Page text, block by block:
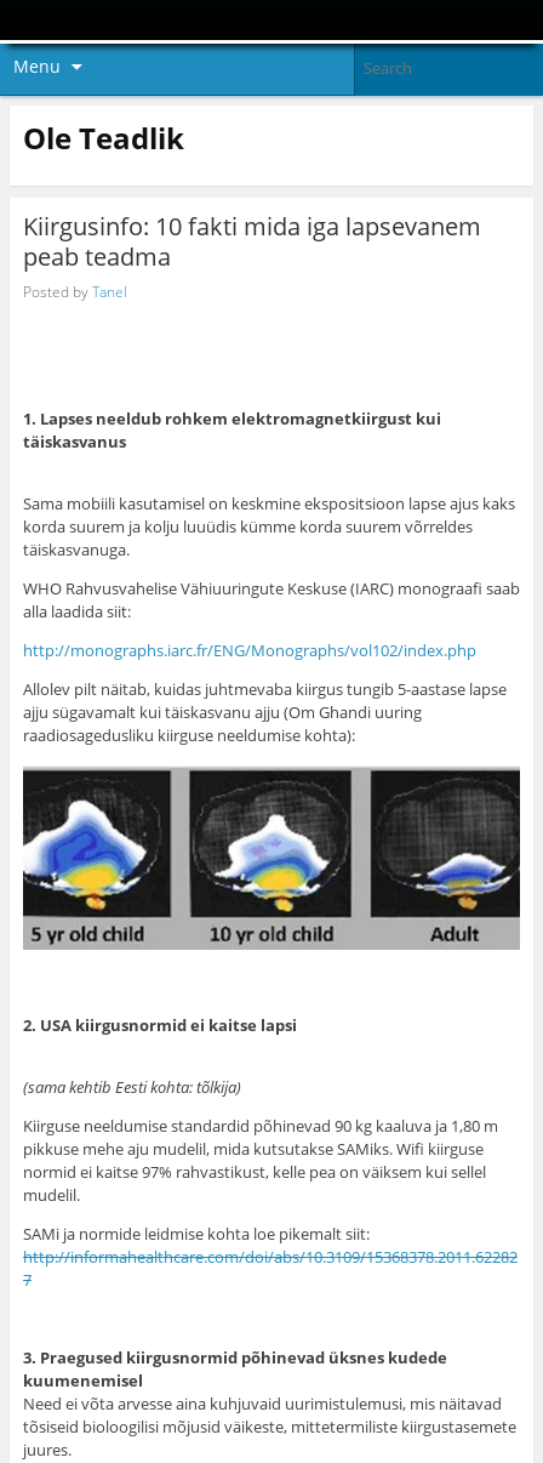
Menu
Ole Teadlik
Kiirgusinfo: 10 fakti mida iga lapsevanem
peab teadma
Posted byTanel
1. Lapses neeldub rohkem elektromagnetkiirgust kui
täiskasvanus
Sama mobiili kasutamisel on keskmine ekspositsioon lapse ajus kaks
korda suurem ja kolju luuüdis kümme korda suurem võrreldes
täiskasvanuga.
WHO Rahvusvahelise Vähiuuringute Keskuse (IARC) monograafi saab
alla laadida siit:
http://monographs.iarc.fr/ENG/Monographs/vol102/index.php
Allolev pilt näitab, kuidas juhtmevaba kiirgus tungib 5-aastase lapse
ajju sügavamalt kui täiskasvanu ajju (Om Ghandi uuring
raadiosagedusliku kiirguse neeldumise kohta):
2. USA kiirgusnormid ei kaitse lapsi
(sama kehtib Eesti kohta: tõlkija)
Kiirguse neeldumise standardid põhinevad 90 kg kaaluva ja 1,80 m
pikkuse mehe aju mudelil, mida kutsutakse SAMiks. Wifi kiirguse
normid ei kaitse 97% rahvastikust, kelle pea on väiksem kui sellel
mudelil.
SAMi ja normide leidmise kohta loe pikemalt siit:
http://informahealthcare.com/doi/abs/10.3109/15368378.2011.62282
7
3. Praegused kiirgusnormid põhinevad üksnes kudede
kuumenemisel
Need ei võta arvesse aina kuhjuvaid uurimistulemusi, mis näitavad
tõsiseid bioloogilisi mõjusid väikeste, mittetermiliste kiirgustasemete
juures.